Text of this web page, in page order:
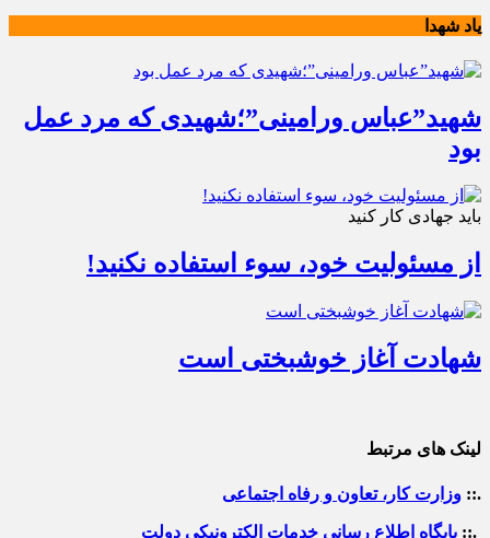
یاد شهدا
شهید”عباس ورامینی”؛شهیدی که مرد عمل
بود
باید جهادی کار کنید
از مسئولیت خود، سوء استفاده نکنید!
شهادت آغاز خوشبختی است
لینک های مرتبط
.:: وزارت کار، تعاون و رفاه اجتماعی
.:: پایگاه اطلاع رسانی خدمات الکترونیکی دولت